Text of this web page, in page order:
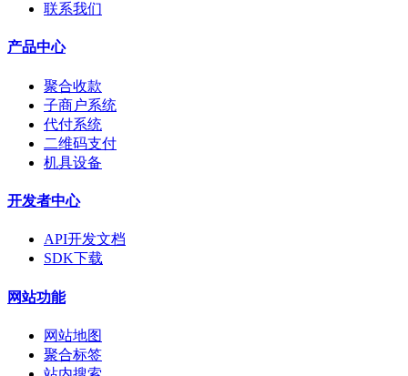
联系我们
产品中心
聚合收款
子商户系统
代付系统
二维码支付
机具设备
开发者中心
API开发文档
SDK下载
网站功能
网站地图
聚合标签